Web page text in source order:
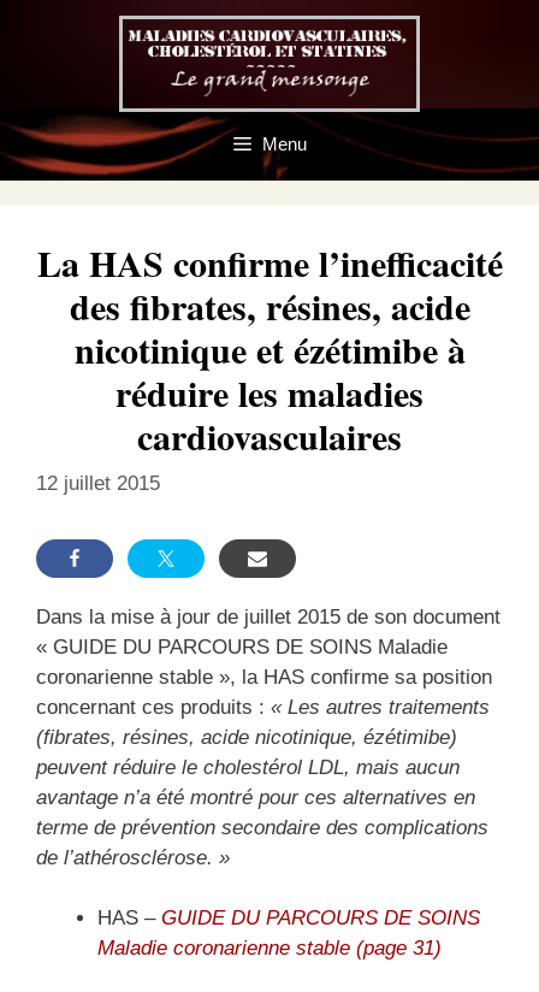
Menu
La HAS confirme l’inefficacité
des fibrates, résines, acide
nicotinique et ézétimibe à
réduire les maladies
cardiovasculaires
12 juillet 2015
Dans la mise à jour de juillet 2015 de son document
« GUIDE DU PARCOURS DE SOINS Maladie
coronarienne stable », la HAS confirme sa position
concernant ces produits : « Les autres traitements
(fibrates, résines, acide nicotinique, ézétimibe)
peuvent réduire le cholestérol LDL, mais aucun
avantage n’a été montré pour ces alternatives en
terme de prévention secondaire des complications
de l’athérosclérose. »
HAS – GUIDE DU PARCOURS DE SOINS
Maladie coronarienne stable (page 31)